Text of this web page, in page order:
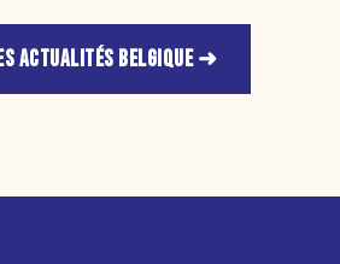
ACTUALITÉS BELGIQUE